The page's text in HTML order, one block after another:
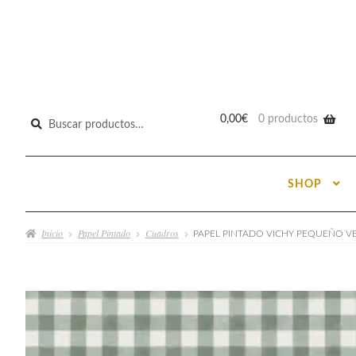
Buscar
0,00€ 0 productos
SHOP
Inicio Papel Pintado Cuadros PAPEL PINTADO VICHY PEQUEÑO